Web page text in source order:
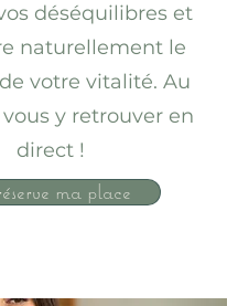
déséquilibres et
naturellement le
votre vitalité. Au
y retrouver en
direct !
ma place